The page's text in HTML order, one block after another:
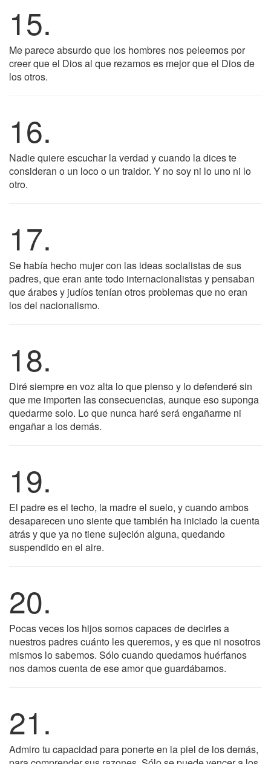
15.
Me parece absurdo que los hombres nos peleemos por
creer que el Dios al que rezamos es mejor que el Dios de
los otros.
16.
Nadie quiere escuchar la verdad y cuando la dices te
consideran o un loco o un traidor. Y no soy ni lo uno ni lo
otro.
17.
Se había hecho mujer con las ideas socialistas de sus
padres, que eran ante todo internacionalistas y pensaban
que árabes y judíos tenían otros problemas que no eran
los del nacionalismo.
18.
Diré siempre en voz alta lo que pienso y lo defenderé sin
que me importen las consecuencias, aunque eso suponga
quedarme solo. Lo que nunca haré será engañarme ni
engañar a los demás.
19.
El padre es el techo, la madre el suelo, y cuando ambos
desaparecen uno siente que también ha iniciado la cuenta
atrás y que ya no tiene sujeción alguna, quedando
suspendido en el aire.
20.
Pocas veces los hijos somos capaces de decirles a
nuestros padres cuánto les queremos, y es que ni nosotros
mismos lo sabemos. Sólo cuando quedamos huérfanos
nos damos cuenta de ese amor que guardábamos.
21.
Admiro tu capacidad para ponerte en la piel de los demás,